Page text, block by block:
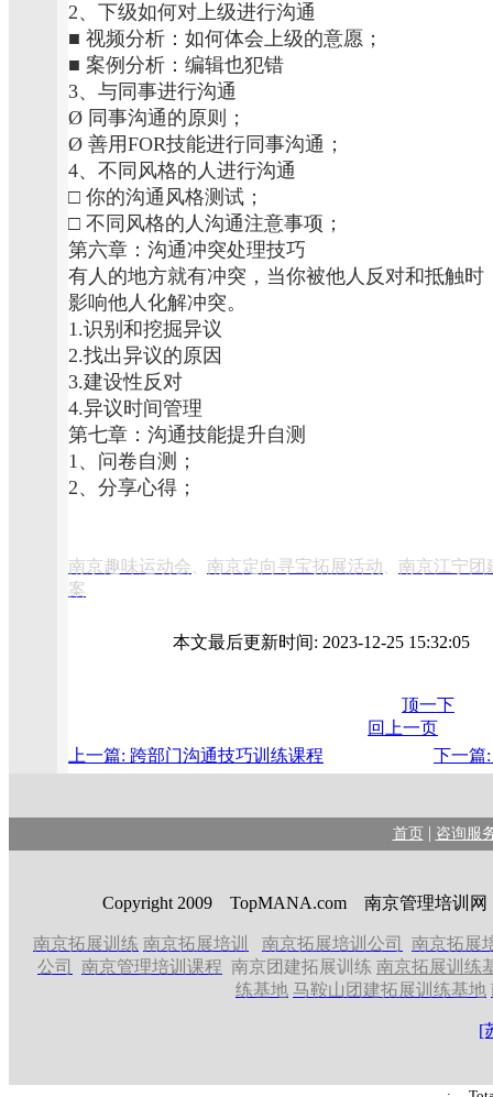
2、下级如何对上级进行沟通
■ 视频分析：如何体会上级的意愿；
■ 案例分析：编辑也犯错
3、与同事进行沟通
Ø 同事沟通的原则；
Ø 善用FOR技能进行同事沟通；
4、不同风格的人进行沟通
□ 你的沟通风格测试；
□ 不同风格的人沟通注意事项；
第六章：沟通冲突处理技巧
有人的地方就有冲突，当你被他人反对和抵触
影响他人化解冲突。
1.识别和挖掘异议
2.找出异议的原因
3.建设性反对
4.异议时间管理
第七章：沟通技能提升自测
1、问卷自测；
2、分享心得；
南京趣味运动会 、 南京定向寻宝拓展活动 、 南京江宁团
案
本文最后更新时间: 2023-12-25
顶一下
回上一页
上一篇: 跨部门沟通技巧训练课程
下一篇
首页 | 咨询服
Copyright 2009 TopMANA.com 南京管理培训网
南京拓展训练 南京拓展培训 南京拓展培训公司
南京拓展
公司
南京管理培训课程 南京团建拓展训练 南京拓展训练
练基地 马鞍山团建拓展训练基地
[